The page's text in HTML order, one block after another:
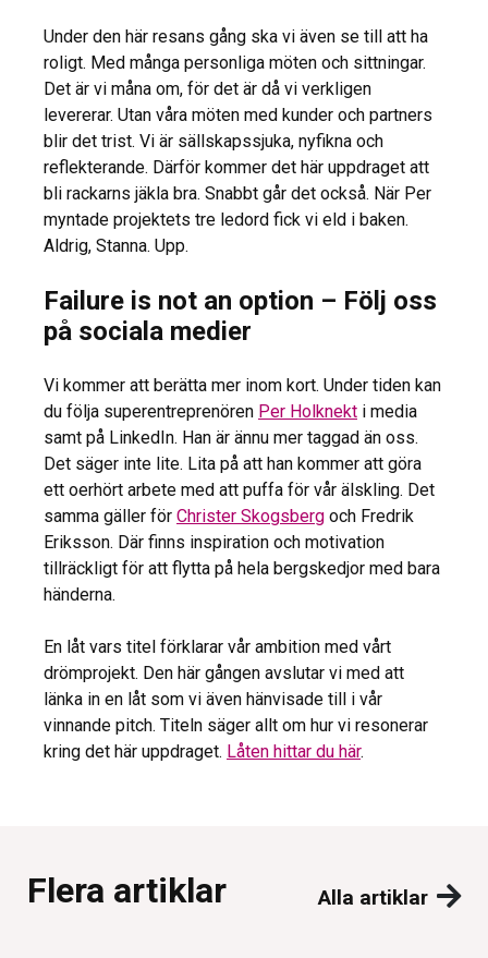
Under den här resans gång ska vi även se till att ha
roligt. Med många personliga möten och sittningar.
Det är vi måna om, för det är då vi verkligen
levererar. Utan våra möten med kunder och partners
blir det trist. Vi är sällskapssjuka, nyfikna och
reflekterande. Därför kommer det här uppdraget att
bli rackarns jäkla bra. Snabbt går det också. När Per
myntade projektets tre ledord fick vi eld i baken.
Aldrig, Stanna. Upp.
Failure is not an option – Följ oss
på sociala medier
Vi kommer att berätta mer inom kort. Under tiden kan
du följa superentreprenören Per Holknekt i media
samt på LinkedIn. Han är ännu mer taggad än oss.
Det säger inte lite. Lita på att han kommer att göra
ett oerhört arbete med att puffa för vår älskling. Det
samma gäller för Christer Skogsberg och Fredrik
Eriksson. Där finns inspiration och motivation
tillräckligt för att flytta på hela bergskedjor med bara
händerna.
En låt vars titel förklarar vår ambition med vårt
drömprojekt. Den här gången avslutar vi med att
länka in en låt som vi även hänvisade till i vår
vinnande pitch. Titeln säger allt om hur vi resonerar
kring det här uppdraget. Låten hittar du här.
Flera artiklar Alla artiklar